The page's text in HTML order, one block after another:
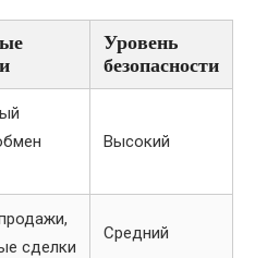
Уровень
безопасности
Высокий
сделки
Средний